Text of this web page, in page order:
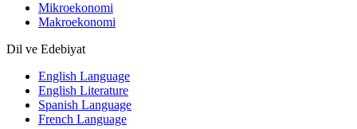
Mikroekonomi
Makroekonomi
Dil ve Edebiyat
English Language
English Literature
Spanish Language
French Language